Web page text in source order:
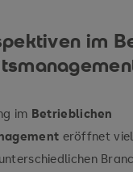
im
im Betrieblichen
eröffnet